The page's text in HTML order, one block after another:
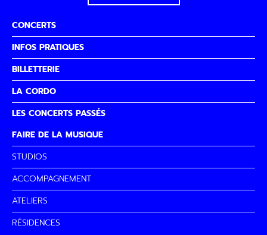
CONCERTS
INFOS PRATIQUES
BILLETTERIE
LA CORDO
LES CONCERTS PASSÉS
FAIRE DE LA MUSIQUE
STUDIOS
ACCOMPAGNEMENT
ATELIERS
RÉSIDENCES